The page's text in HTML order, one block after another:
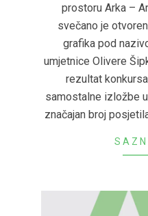
prostoru Arka –
svečano je
grafika pod
umjetnice Olivere
rezultat konkursa
samostalne izložbe
značajan broj